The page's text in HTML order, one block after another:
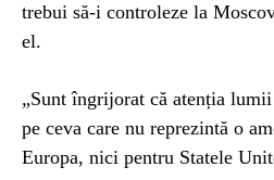
trebui să-i controleze la
el.
„Sunt îngrijorat că atenția
pe ceva care nu reprezintă o
Europa, nici pentru Statele